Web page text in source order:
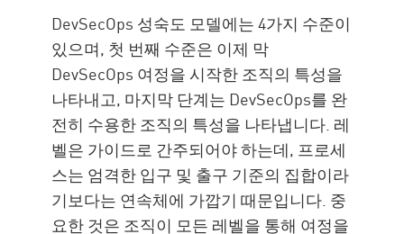
DevSecOps 성숙도 모델에는 4가지 수준이
있으며, 첫 번째 수준은 이제 막
DevSecOps 여정을 시작한 조직의 특성을
나타내고, 마지막 단계는 DevSecOps를 완
전히 수용한 조직의 특성을 나타냅니다. 레
벨은 가이드로 간주되어야 하는데, 프로세
스는 엄격한 입구 및 출구 기준의 집합이라
기보다는 연속체에 가깝기 때문입니다. 중
요한 것은 조직이 모든 레벨을 통해 여정을